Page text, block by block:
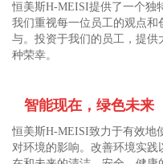
恒美斯H-MEISI提供了一个独
我们重视每一位员工的观点
与。投资于我们的员工，提
种荣幸。
智能现在，绿色未来
恒美斯H-MEISI致力于有效地
对环境的影响。改善环境实